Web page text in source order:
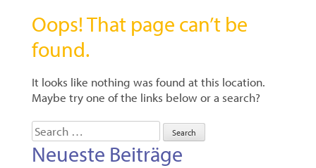
Oops! That page can’t be
found.
It looks like nothing was found at this location.
Maybe try one of the links below or a search?
Search
Neueste Beiträge